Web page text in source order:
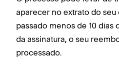
aparecer no extrato do seu
passado menos de 10
da assinatura, o seu
processado.